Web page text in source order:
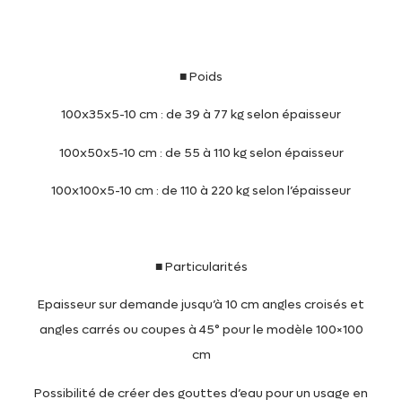
■ Poids
100x35x5-10 cm : de 39 à 77 kg selon épaisseur
100x50x5-10 cm : de 55 à 110 kg selon épaisseur
100x100x5-10 cm : de 110 à 220 kg selon l’épaisseur
■ Particularités
Epaisseur sur demande jusqu’à 10 cm angles croisés et
angles carrés ou coupes à 45° pour le modèle 100×100
cm
Possibilité de créer des gouttes d’eau pour un usage en